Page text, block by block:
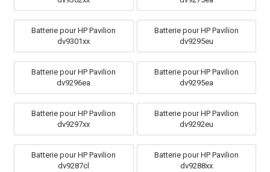
Batterie pour HP Pavilion
dv9301xx
Batterie pour HP Pavilion
dv9295eu
Batterie pour HP Pavilion
dv9296ea
Batterie pour HP Pavilion
dv9295ea
Batterie pour HP Pavilion
dv9297xx
Batterie pour HP Pavilion
dv9292eu
Batterie pour HP Pavilion
dv9287cl
Batterie pour HP Pavilion
dv9288xx